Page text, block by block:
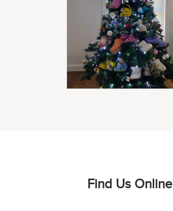
Find Us Online